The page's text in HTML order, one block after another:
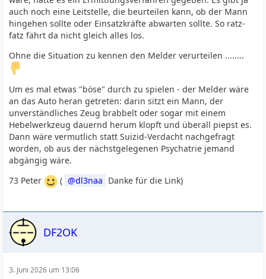
auch noch eine Leitstelle, die beurteilen kann, ob der Mann
hingehen sollte oder Einsatzkräfte abwarten sollte. So ratz-
fatz fährt da nicht gleich alles los.
Ohne die Situation zu kennen den Melder verurteilen ........
Um es mal etwas "böse" durch zu spielen - der Melder wäre
an das Auto heran getreten: darin sitzt ein Mann, der
unverständliches Zeug brabbelt oder sogar mit einem
Hebelwerkzeug dauernd herum klopft und überall piepst es.
Dann wäre vermutlich statt Suizid-Verdacht nachgefragt
worden, ob aus der nächstgelegenen Psychatrie jemand
abgängig wäre.
73 Peter
( dl3naa Danke für die Link)
DF2OK
3. Juni 2026 um 13:06